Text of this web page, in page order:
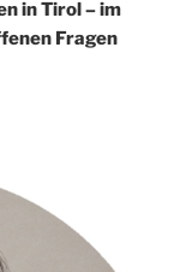
in Tirol – im
Fragen